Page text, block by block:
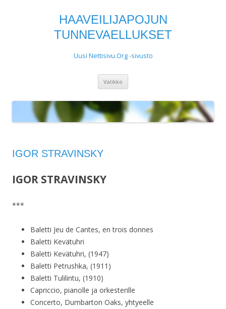
HAAVEILIJAPOJUN
TUNNEVAELLUKSET
Uusi Nettisivu.Org -sivusto
Valikko
IGOR STRAVINSKY
IGOR STRAVINSKY
***
Baletti Jeu de Cantes, en trois donnes
Baletti Kevätuhri
Baletti Kevätuhri, (1947)
Baletti Petrushka, (1911)
Baletti Tulilintu, (1910)
Capriccio, pianolle ja orkesterille
Concerto, Dumbarton Oaks, yhtyeelle